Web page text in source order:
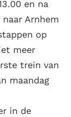
en na
Arnhem
op
meer
trein van
maandag
in de